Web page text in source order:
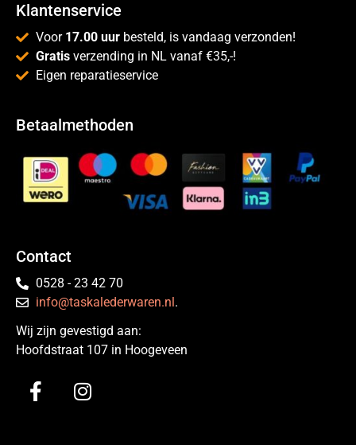
Klantenservice
Voor 17.00 uur besteld, is vandaag verzonden!
Gratis verzending in NL vanaf €35,-!
Eigen reparatieservice
Betaalmethoden
Contact
0528 - 23 42 70
info@taskalederwaren.nl .
Wij zijn gevestigd aan:
Hoofdstraat 107 in Hoogeveen